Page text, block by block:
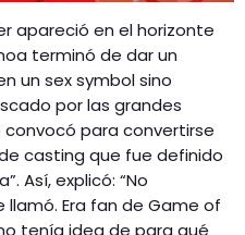
apareció en el horizonte
terminó de dar un
un sex symbol sino
por las grandes
convocó para convertirse
casting que fue definido
Así, explicó: “No
Era fan de Game of
tenía idea de para qué